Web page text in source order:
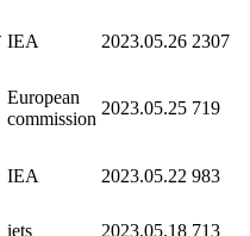
IEA 2023.05.26 2307
European
commission
2023.05.25 719
IEA 2023.05.22 983
iets 2023.05.18 713